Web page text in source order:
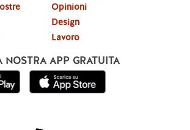
Opinioni
Design
Lavoro
NOSTRA APP GRATUITA